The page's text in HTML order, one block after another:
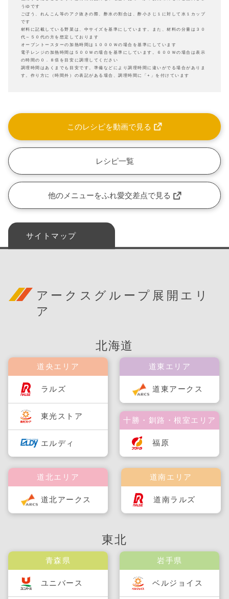
うゆです
ごぼう、れんこん等のアク抜きの際、酢水の割合は、酢小さじ１に対して水１カップ
です
材料に記載している野菜は、中サイズを基準にしています。また、材料の分量は３０
代～５０代の方を想定しております
オーブントースターの加熱時間は１０００Ｗの場合を基準にしています
電子レンジの加熱時間は５００Ｗの場合を基準にしています。６００Ｗの場合は表示
の時間の０．８倍を目安に調理してください
調理時間はあくまでも目安です。準備などにより調理時間に違いがでる場合がありま
す。作り方に（時間外）の表記がある場合、調理時間に「+」を付けています
このレシピを動画で見る
レシピ一覧
他のメニューをふれ愛交差点で見る
サイトマップ
アークスグループ展開エリ
ア
北海道
道央エリア
ラルズ
東光ストア
エルディ
道南エリア
道南ラルズ
道北エリア
道北アークス
道東エリア
道東アークス
十勝・釧路・根室エリア
福原
東北
青森県
ユニバース
岩手県
ベルジョイス